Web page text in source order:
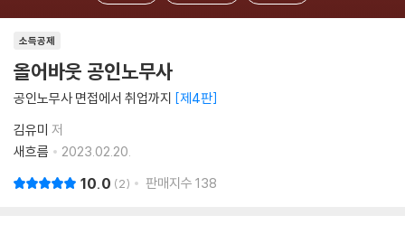
소득공제
올어바웃 공인노무사
공인노무사 면접에서 취업까지 제4판
김유미 저
새흐름
2023.02.20.
10.0 2 판매지수 138